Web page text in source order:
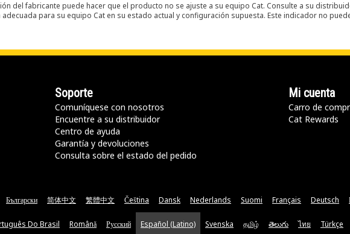
del fabricante puede hacer que el producto no se ajuste a su equipo Cat. Consulte a su
para su equipo Cat en su estado actual y configuración supuesta. Este indicador no
Soporte
Comuníquese con nosotros
Encuentre a su distribuidor
Centro de ayuda
Garantía y devoluciones
Consulta sobre el estado del pedido
Mi cuenta
Carro de
Cat Rewards
Български 简体中文 繁體中文 Čeština Dansk Nederlands Suomi Français Deutsch
Do Brasil Română Русский Español (Latino) Svenska தமிழ் తెలుగు ไทย Türkçe